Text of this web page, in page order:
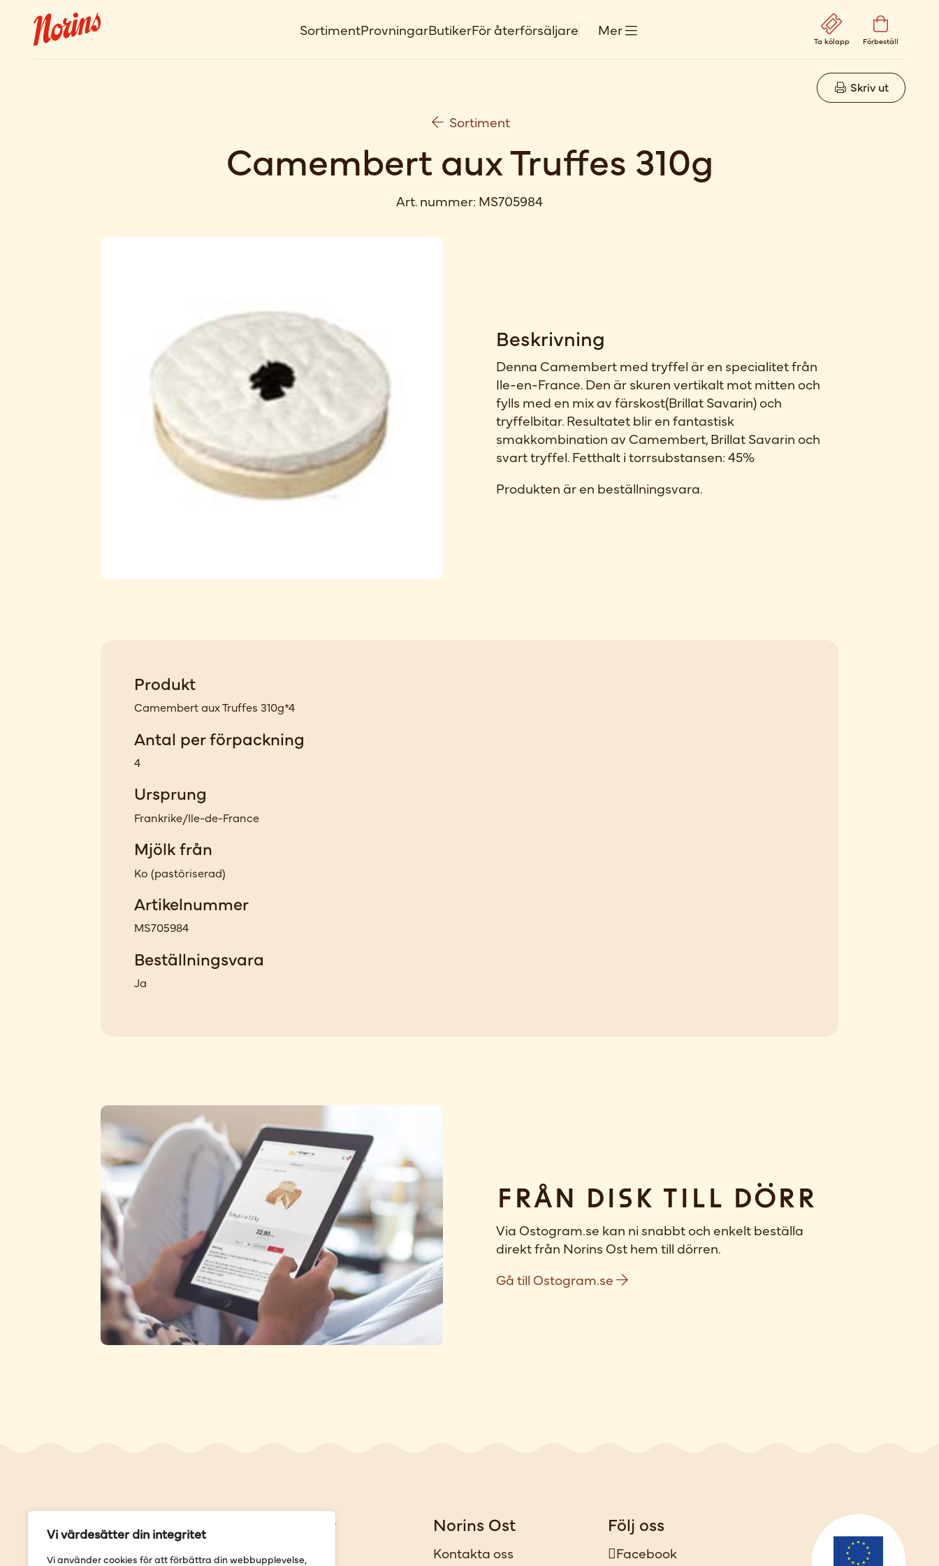
Vi värdesätter din integritet
Vi använder cookies för att förbättra din webbupplevelse,
SortimentProvningarButikerFör återförsäljare Mer
Ta kölapp Förbeställ
Skriv ut
Sortiment
Camembert aux Truffes 310g
Art. nummer: MS705984
Beskrivning
Denna Camembert med tryffel är en specialitet från
Ile-en-France. Den är skuren vertikalt mot mitten och
fylls med en mix av färskost(Brillat Savarin) och
tryffelbitar. Resultatet blir en fantastisk
smakkombination av Camembert, Brillat Savarin och
svart tryffel. Fetthalt i torrsubstansen: 45%
Produkten är en beställningsvara.
Produkt
Camembert aux Truffes 310g*4
Antal per förpackning
4
Ursprung
Frankrike/Ile-de-France
Mjölk från
Ko (pastöriserad)
Artikelnummer
MS705984
Beställningsvara
Ja
Från disk till dörr
Via Ostogram.se kan ni snabbt och enkelt beställa
direkt från Norins Ost hem till dörren.
Gå till Ostogram.se
Genvägar
Våra butiker
Norins Ost
Kontakta oss
Följ oss
Facebook